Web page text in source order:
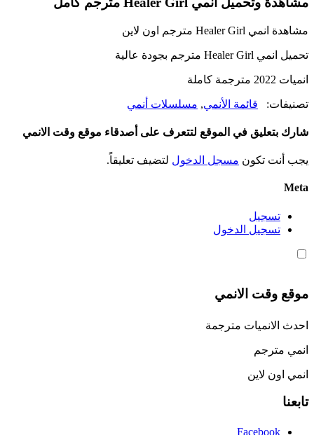
مشاهدة انمي Healer Girl مترجم اون لاين
تحميل انمي Healer Girl مترجم بجودة عالية
انميات 2022 مترجمة كاملة
تصنيفات: قائمة الأنمي, مسلسلات أنمي
شارك بتعليق في الموقع لتتعرف على أصدقاء موقع وقت الانمي
يجب أنت تكون مسجل الدخول لتضيف تعليقاً.
Meta
تسجيل
تسجيل الدخول
موقع وقت الانمي
احدث الانميات مترجمة
انمي مترجم
انمي اون لاين
تابعنا
Facebook